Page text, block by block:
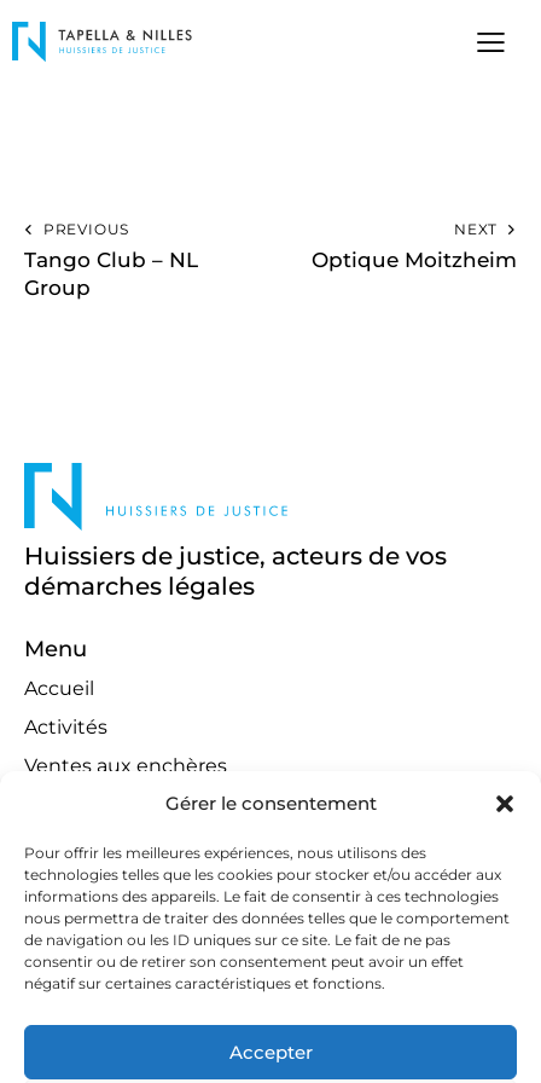
Gérer le consentement
Pour offrir les meilleures expériences, nous utilisons des
technologies telles que les cookies pour stocker et/ou accéder aux
informations des appareils. Le fait de consentir à ces technologies
nous permettra de traiter des données telles que le comportement
de navigation ou les ID uniques sur ce site. Le fait de ne pas
consentir ou de retirer son consentement peut avoir un effet
négatif sur certaines caractéristiques et fonctions.
Accepter
PREVIOUS
Tango Club – NL
Group
NEXT
Optique Moitzheim
Huissiers de justice, acteurs de vos
démarches légales
Menu
Accueil
Activités
Ventes aux enchères
Compétences territoriales
Jeux concours
Liens
Contact
Contactez-nous
huissiers@tapella-nilles.lu